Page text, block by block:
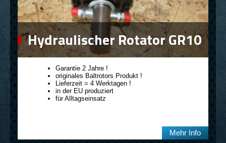
Hydraulischer Rotator GR10
Garantie 2 Jahre !
originales Baltrotors Produkt !
Lieferzeit = 4 Werktagen !
in der EU produziert
für Alltagseinsatz
Mehr Info